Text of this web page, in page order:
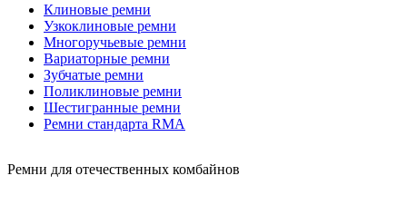
Клиновые ремни
Узкоклиновые ремни
Многоручьевые ремни
Вариаторные ремни
Зубчатые ремни
Поликлиновые ремни
Шестигранные ремни
Ремни стандарта RMA
Ремни для отечественных комбайнов